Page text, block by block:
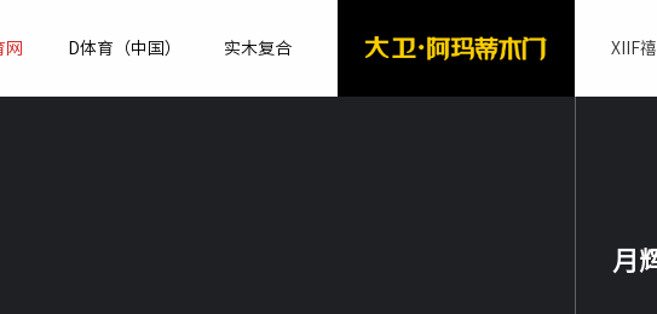
网 D体育（中国） 实木复合 XIIF
月